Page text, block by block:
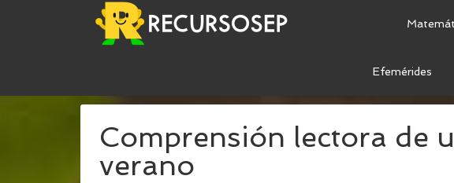
Efemérides
Comprensión lectora de
verano